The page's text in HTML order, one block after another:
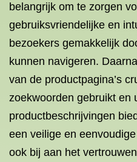
belangrijk om te zorgen
gebruiksvriendelijke en
bezoekers gemakkelijk
kunnen navigeren.
van de productpagina’s
zoekwoorden gebruikt en
productbeschrijvingen
een veilige en
ook bij aan het